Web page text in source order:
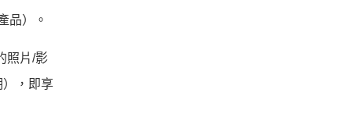
品）。
照片/影
），即享